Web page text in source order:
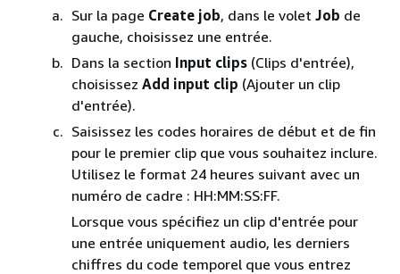
Sur la page Create job, dans le volet Job de
gauche, choisissez une entrée.
Dans la section Input clips (Clips d'entrée),
choisissez Add input clip (Ajouter un clip
d'entrée).
Saisissez les codes horaires de début et de fin
pour le premier clip que vous souhaitez inclure.
Utilisez le format 24 heures suivant avec un
numéro de cadre : HH:MM:SS:FF.
Lorsque vous spécifiez un clip d'entrée pour
une entrée uniquement audio, les derniers
chiffres du code temporel que vous entrez